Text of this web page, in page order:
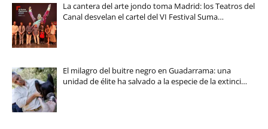
La cantera del arte jondo toma Madrid: los Teatros del
Canal desvelan el cartel del VI Festival Suma…
El milagro del buitre negro en Guadarrama: una
unidad de élite ha salvado a la especie de la extinci…